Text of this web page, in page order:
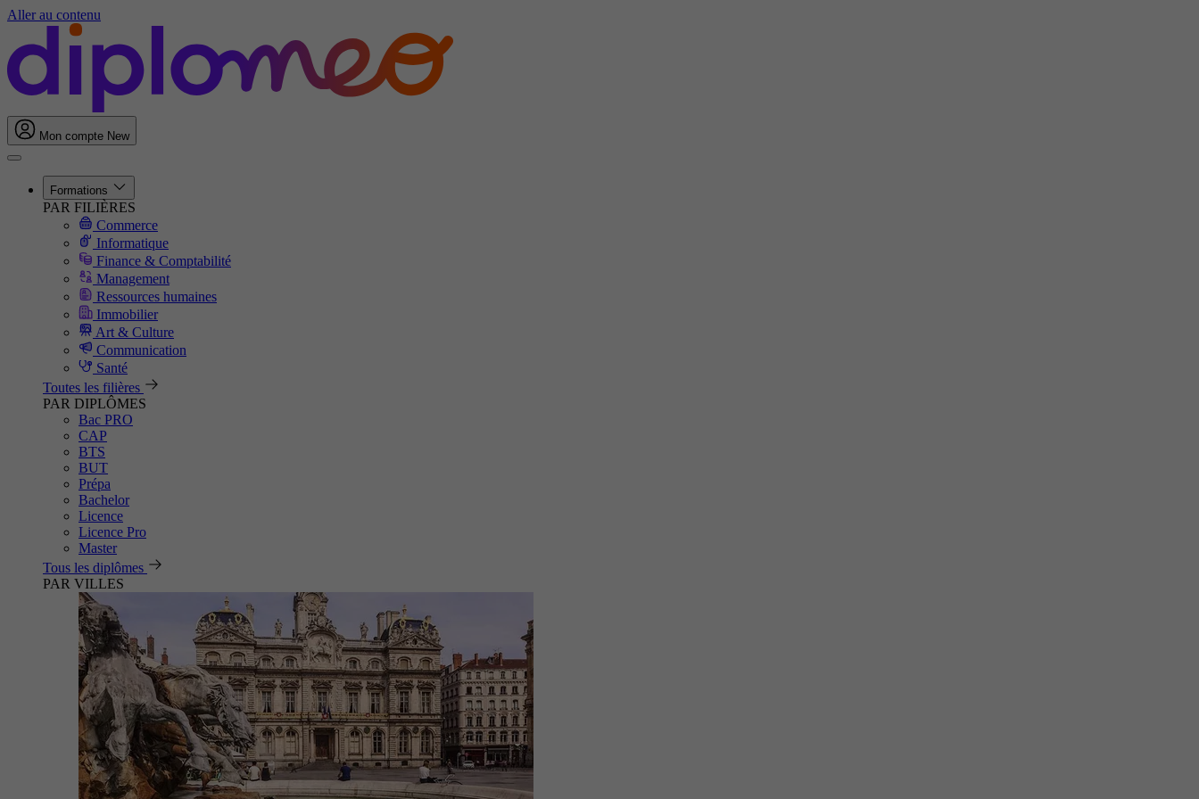
Aller au contenu
Mon compte New
Formations
PAR FILIÈRES
Commerce
Informatique
Finance & Comptabilité
Management
Ressources humaines
Immobilier
Art & Culture
Communication
Santé
Toutes les filières
PAR DIPLÔMES
Bac PRO
CAP
BTS
BUT
Prépa
Bachelor
Licence
Licence Pro
Master
Tous les diplômes
PAR VILLES